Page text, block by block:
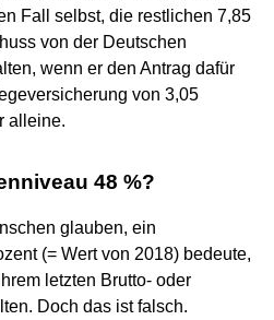
Fall selbst, die restlichen 7,85
von der Deutschen
wenn er den Antrag dafür
von 3,05
alleine.
48 %?
glauben, ein
(= Wert von 2018) bedeute,
letzten Brutto- oder
Doch das ist falsch.